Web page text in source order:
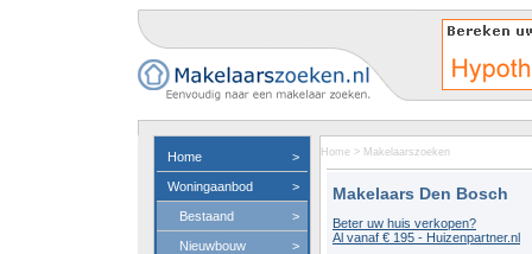
Home >
Woningaanbod >
Bestaand >
Nieuwbouw >
Home > Makelaarszoeken
Makelaars Den Bosch
Beter uw huis verkopen?
Al vanaf € 195 - Huizenpartner.nl